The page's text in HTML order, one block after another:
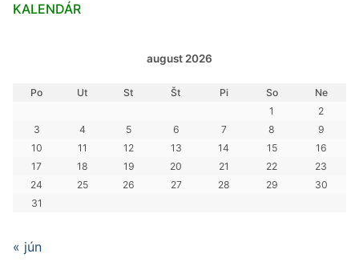
KALENDÁR
august 2026
Po Ut St Št Pi So
Ne
1
2
3
4 5 6 7 8
9
10
11 12 13 14 15
16
17
18 19 20 21 22
23
24
25 26 27 28 29
30
31
« jún